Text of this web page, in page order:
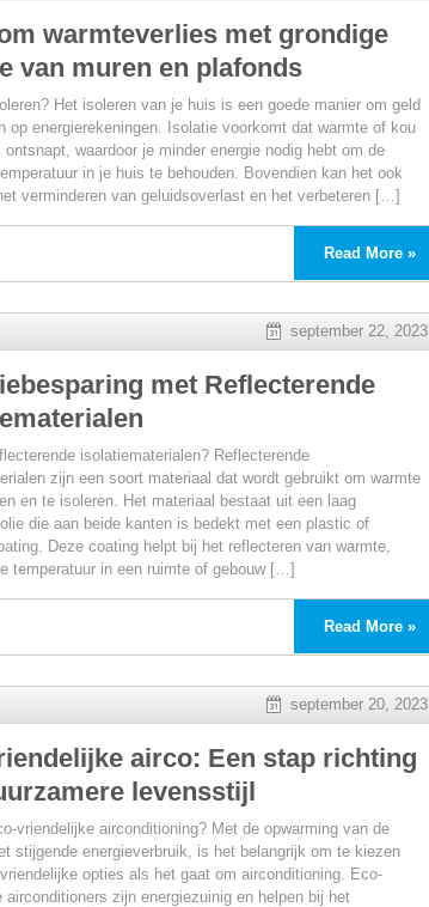
warmteverlies met grondige
van muren en plafonds
Het isoleren van je huis is een goede manier om geld
op energierekeningen. Isolatie voorkomt dat warmte of kou
ontsnapt, waardoor je minder energie nodig hebt om de
in je huis te behouden. Bovendien kan het ook
verminderen van geluidsoverlast en het verbeteren […]
Read More »
september 22, 2023
met Reflecterende
isolatiematerialen? Reflecterende
zijn een soort materiaal dat wordt gebruikt om warmte
en te isoleren. Het materiaal bestaat uit een laag
die aan beide kanten is bedekt met een plastic of
Deze coating helpt bij het reflecteren van warmte,
temperatuur in een ruimte of gebouw […]
Read More »
september 20, 2023
airco: Een stap richting
levensstijl
vriendelijke airconditioning? Met de opwarming van de
stijgende energieverbruik, is het belangrijk om te kiezen
opties als het gaat om airconditioning. Eco-
airconditioners zijn energiezuinig en helpen bij het